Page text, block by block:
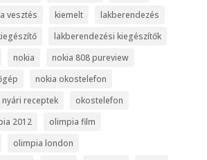
vesztés kiemelt
lakberendezés
lakberendezési kiegészítők
nokia
nokia 808 pureview
nokia okostelefon
nyári receptek
okostelefon
2012
olimpia film
olimpia london